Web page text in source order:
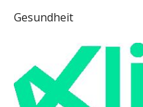
Gesundheit